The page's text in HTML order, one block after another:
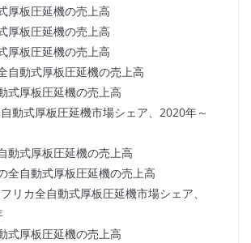
厚板圧延機の売上高
厚板圧延機の売上高
厚板圧延機の売上高
自動式厚板圧延機の売上高
式厚板圧延機の売上高
動式厚板圧延機市場シェア、2020年～
動式厚板圧延機の売上高
全自動式厚板圧延機の売上高
リカ全自動式厚板圧延機市場シェア、
式厚板圧延機の売上高